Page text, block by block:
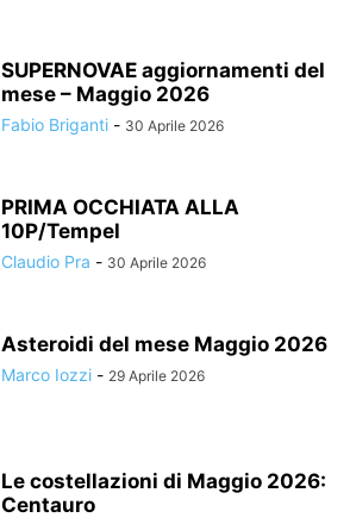
SUPERNOVAE aggiornamenti del
mese – Maggio 2026
Fabio Briganti - 30 Aprile 2026
PRIMA OCCHIATA ALLA
10P/Tempel
Claudio Pra - 30 Aprile 2026
Asteroidi del mese Maggio 2026
Marco Iozzi - 29 Aprile 2026
Le costellazioni di Maggio 2026:
Centauro